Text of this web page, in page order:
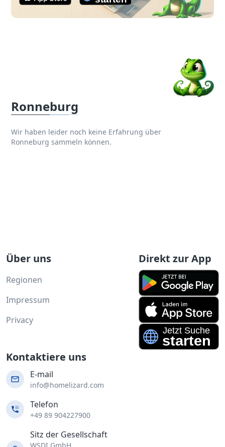
Ronneburg
Wir haben leider noch keine Erfahrung über
Ronneburg sammeln können.
Über uns
Regionen
Impressum
Privacy
Direkt zur App
Kontaktiere uns
E-mail
info@homelizard.com
Telefon
+49 89 904227900
Sitz der Gesellschaft